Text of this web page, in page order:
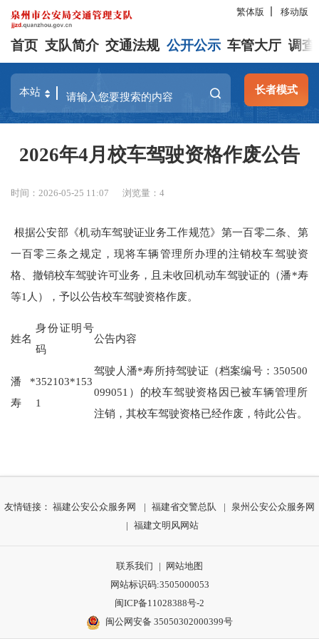
繁体版 移动版
首页 支队简介 交通法规 公开公示 车管大厅 调查
长者模式
2026年4月校车驾驶资格作废公告
时间：2026-05-25 11:07 浏览量：4
根据公安部《机动车驾驶证业务工作规范》第一百零二条、第
一百零三条之规定，现将车辆管理所办理的注销校车驾驶资
格、撤销校车驾驶许可业务，且未收回机动车驾驶证的（潘*寿
等1人），予以公告校车驾驶资格作废。
姓名
身份证明号
码
公告内容
潘*
寿
352103*153
1
驾驶人潘*寿所持驾驶证（档案编号：350500
099051）的校车驾驶资格因已被车辆管理所
注销，其校车驾驶资格已经作废，特此公告。
友情链接：福建公安公众服务网 | 福建省交警总队 |
泉州公安公众服务网
| 福建文明风网站
联系我们 |
网站地图
网站标识码:3505000053
闽ICP备11028388号-2
闽公网安备 35050302000399号